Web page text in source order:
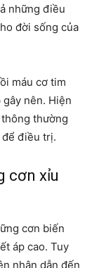
những điều
đời sống của
máu cơ tim
nên. Hiện
thường
để điều trị.
cơn xỉu
cơn biến
áp cao. Tuy
nhân dẫn đến